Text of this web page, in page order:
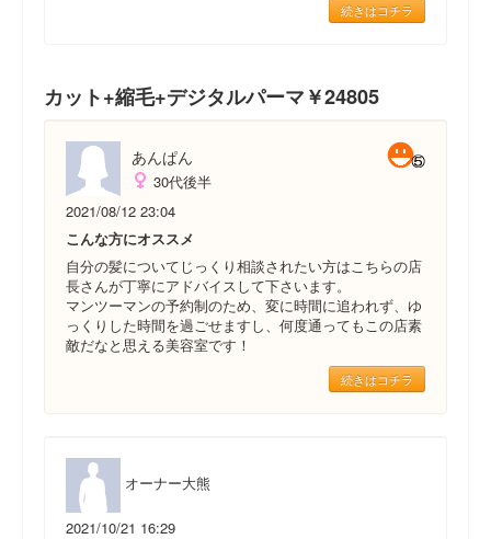
続きはコチラ
カット+縮毛+デジタルパーマ￥24805
あんぱん
30代後半
2021/08/12 23:04
こんな方にオススメ
自分の髪についてじっくり相談されたい方はこちらの店
長さんが丁寧にアドバイスして下さいます。
マンツーマンの予約制のため、変に時間に追われず、ゆ
っくりした時間を過ごせますし、何度通ってもこの店素
敵だなと思える美容室です！
続きはコチラ
オーナー大熊
2021/10/21 16:29